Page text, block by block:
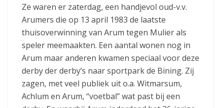
Ze waren er zaterdag, een handjevol oud-v.v.
Arumers die op 13 april 1983 de laatste
thuisoverwinning van Arum tegen Mulier als
speler meemaakten. Een aantal wonen nog in
Arum maar anderen kwamen speciaal voor deze
derby der derby’s naar sportpark de Bining. Zij
zagen, met veel publiek uit o.a. Witmarsum,
Achlum en Arum, “voetbal” wat past bij een